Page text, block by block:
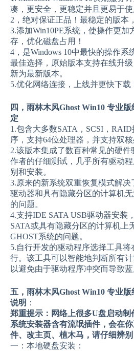
凑，更安全，更稳定并且更易于使
2，绝对保证正品！最稳定的版本
3.添加Win10PE系统，使操作更加
存，优化磁盘占用！
4，是Windows 10中最快的操作系
最佳选择，原始版本支持在线升
新为最新版本。
5.优化网络连接，上线并更快下载
四，雨林木风Ghost Win10 专业
定
1.包含大多数SATA，SCSI，
序，支持64位处理器，并支持双核
2.该版本集成了数百种常见的硬件
作者的仔细测试，几乎所有驱动
别和安装。
3.原来的新系统双重恢复模式解决
驱动器和具有隐藏分区的计算机
的问题。
4.支持IDE SATA USB驱动器安装
SATA或具有隐藏分区的计算机上
GHOST系统的问题。
5.自行开发的驱动程序选择工具将
行。该工具可以智能地判断所有计
以避免由于驱动程序冲突而导致蓝
五，雨林木风Ghost Win10 专业
说明 ：
郑重提示：网络上很多U盘启动制
系统安装器含有流氓插件，会在
件、改主页、植木马，请仔细辨别
一：本地硬盘安装：